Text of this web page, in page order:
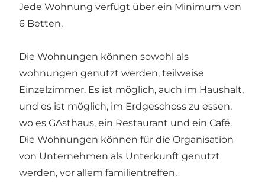
Jede Wohnung verfügt über ein Minimum von
6 Betten.
Die Wohnungen können sowohl als
wohnungen genutzt werden, teilweise
Einzelzimmer. Es ist möglich, auch im Haushalt,
und es ist möglich, im Erdgeschoss zu essen,
wo es GAsthaus, ein Restaurant und ein Café.
Die Wohnungen können für die Organisation
von Unternehmen als Unterkunft genutzt
werden, vor allem familientreffen.